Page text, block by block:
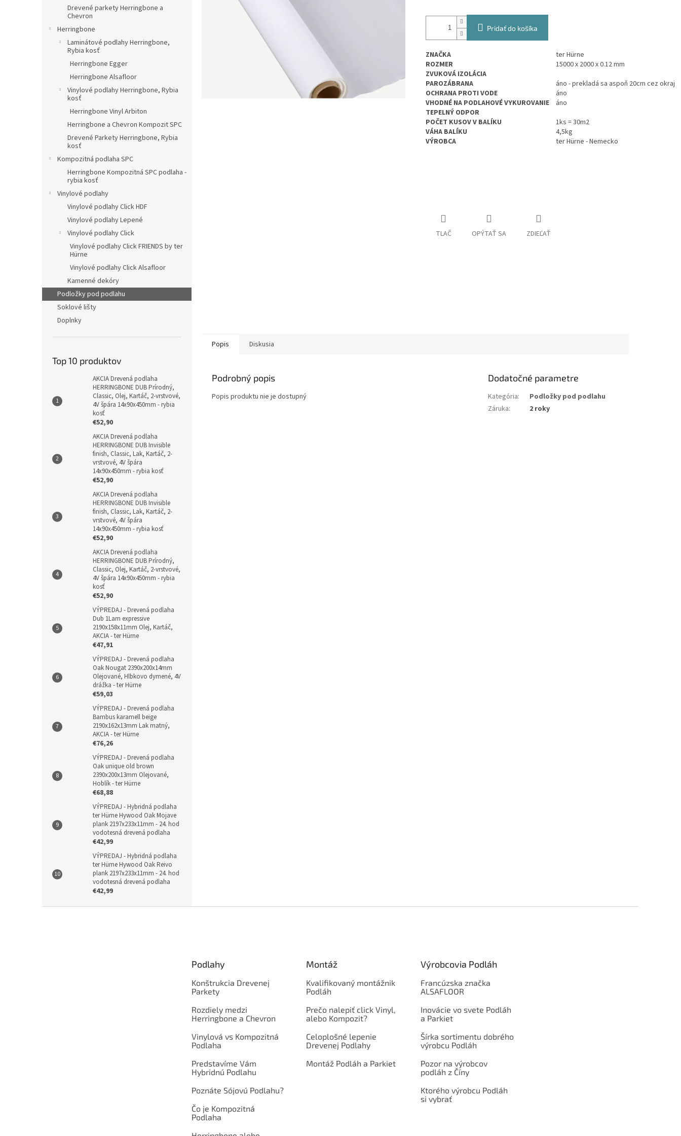
Drevené parkety Herringbone a
Chevron
Herringbone
Laminátové podlahy Herringbone,
Rybia kosť
Herringbone Egger
Herringbone Alsafloor
Vinylové podlahy Herringbone, Rybia
kosť
Herringbone Vinyl Arbiton
Herringbone a Chevron Kompozit SPC
Drevené Parkety Herringbone, Rybia
kosť
Kompozitná podlaha SPC
Herringbone Kompozitná SPC podlaha -
rybia kosť
Vinylové podlahy
Vinylové podlahy Click HDF
Vinylové podlahy Lepené
Vinylové podlahy Click
Vinylové podlahy Click FRIENDS by ter
Hürne
Vinylové podlahy Click Alsafloor
Kamenné dekóry
Podložky pod podlahu
Soklové lišty
Doplnky
Top 10 produktov
AKCIA Drevená podlaha
HERRINGBONE DUB Prírodný,
Classic, Olej, Kartáč, 2-vrstvové,
4V špára 14x90x450mm - rybia
kosť
€52,90
AKCIA Drevená podlaha
HERRINGBONE DUB Invisible
finish, Classic, Lak, Kartáč, 2-
vrstvové, 4V špára
14x90x450mm - rybia kosť
€52,90
AKCIA Drevená podlaha
HERRINGBONE DUB Invisible
finish, Classic, Lak, Kartáč, 2-
vrstvové, 4V špára
14x90x450mm - rybia kosť
€52,90
AKCIA Drevená podlaha
HERRINGBONE DUB Prírodný,
Classic, Olej, Kartáč, 2-vrstvové,
4V špára 14x90x450mm - rybia
kosť
€52,90
VÝPREDAJ - Drevená podlaha
Dub 1Lam expressive
2190x158x11mm Olej, Kartáč,
AKCIA - ter Hürne
€47,91
VÝPREDAJ - Drevená podlaha
Oak Nougat 2390x200x14mm
Olejované, Hlbkovo dymené, 4V
drážka - ter Hürne
€59,03
VÝPREDAJ - Drevená podlaha
Bambus karamell beige
2190x162x13mm Lak matný,
AKCIA - ter Hürne
€76,26
VÝPREDAJ - Drevená podlaha
Oak unique old brown
2390x200x13mm Olejované,
Hoblík - ter Hürne
€68,88
VÝPREDAJ - Hybridná podlaha
ter Hürne Hywood Oak Mojave
plank 2197x233x11mm - 24. hod
vodotesná drevená podlaha
€42,99
VÝPREDAJ - Hybridná podlaha
ter Hürne Hywood Oak Reivo
plank 2197x233x11mm - 24. hod
vodotesná drevená podlaha
€42,99
Pridať do košíka
ZNAČKA
ter Hürne
ROZMER
15000 x 2000 x 0.12 mm
ZVUKOVÁ IZOLÁCIA
PAROZÁBRANA
áno - prekladá sa aspoň 20cm cez okraj
OCHRANA PROTI VODE
áno
VHODNÉ NA PODLAHOVÉ VYKUROVANIE
áno
TEPELNÝ ODPOR
POČET KUSOV V BALÍKU
1ks = 30m2
VÁHA BALÍKU
4,5kg
VÝROBCA
ter Hürne - Nemecko
TLAČ OPÝTAŤ SA ZDIEĽAŤ
Popis Diskusia
Podrobný popis
Popis produktu nie je dostupný
Dodatočné parametre
Kategória:
Podložky pod podlahu
Záruka: 2 roky
Podlahy
Konštrukcia Drevenej
Parkety
Rozdiely medzi
Herringbone a Chevron
Vinylová vs Kompozitná
Podlaha
Predstavíme Vám
Hybridnú Podlahu
Poznáte Sójovú Podlahu?
Čo je Kompozitná
Podlaha
Montáž
Kvalifikovaný montážnik
Podláh
Prečo nalepiť click Vinyl,
alebo Kompozit?
Celoplošné lepenie
Drevenej Podlahy
Montáž Podláh a Parkiet
Výrobcovia Podláh
Francúzska značka
ALSAFLOOR
Inovácie vo svete Podláh
a Parkiet
Šírka sortimentu dobrého
výrobcu Podláh
Pozor na výrobcov
podláh z Číny
Ktorého výrobcu Podláh
si vybrať